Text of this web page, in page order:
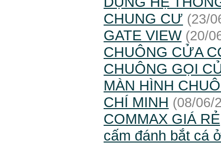
CHUNG CƯ (23/
GATE VIEW (20/
CHUÔNG CỬA
CHUÔNG GỌI
MÀN HÌNH
CHÍ MINH (08/06/
COMMAX GIÁ RẺ
cấm đánh bắt cá